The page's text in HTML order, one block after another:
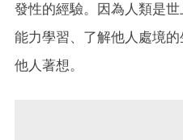
發性的經驗。因為人類是
能力學習、了解他人處境
他人著想。